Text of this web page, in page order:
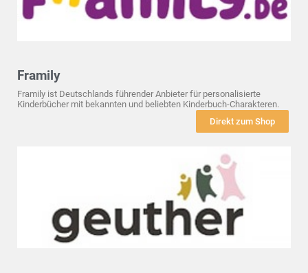
Framily
Framily ist Deutschlands führender Anbieter für personalisierte
Kinderbücher mit bekannten und beliebten Kinderbuch-Charakteren.
Direkt zum Shop